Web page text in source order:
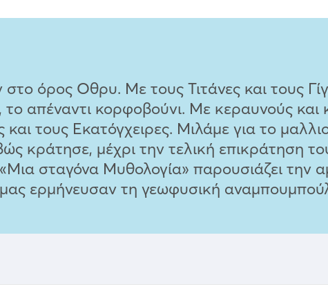
όρος Οθρυ. Με τους Τιτάνες και τους
απέναντι κορφοβούνι. Με κεραυνούς και
τους Εκατόγχειρες. Μιλάμε για το
κράτησε, μέχρι την τελική επικράτηση
σταγόνα Μυθολογία» παρουσιάζει την
ερμήνευσαν τη γεωφυσική